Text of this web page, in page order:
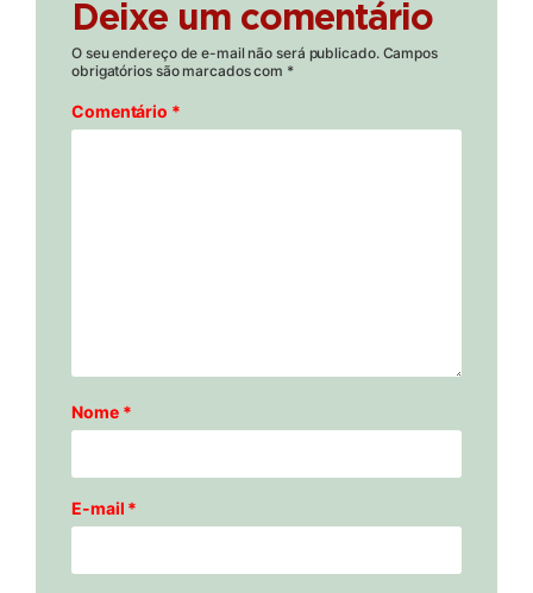
Deixe um comentário
O seu endereço de e-mail não será publicado. Campos
obrigatórios são marcados com *
Comentário *
Nome *
E-mail *